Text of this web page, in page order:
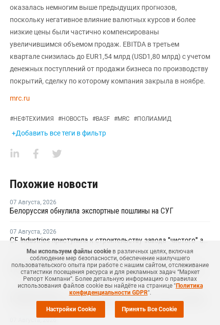
оказалась немногим выше предыдущих прогнозов,
поскольку негативное влияние валютных курсов и более
низкие цены были частично компенсированы
увеличившимся объемом продаж. EBITDA в третьем
квартале снизилась до EUR1,54 млрд (USD1,80 млрд) с учетом
денежных поступлений от продажи бизнеса по производству
покрытий, сделку по которому компания закрыла в ноябре.
mrc.ru
#НЕФТЕХИМИЯ #НОВОСТЬ #BASF #MRC #ПОЛИАМИД
+Добавить все теги в фильтр
Похожие новости
07 Августа, 2026
Белоруссия обнулила экспортные пошлины на СУГ
07 Августа, 2026
CF Industries приступила к строительству завода "чистого" аммиака за USD4 миллиарда
07 Августа,2026
Геополитика перестраивает мировой рынок ПВХ — Китай лидирует в экспорте
Мы используем файлы cookieв различных целях, включая
соблюдение мер безопасности, обеспечение наилучшего
пользовательского опыта при работе с нашим сайтом, отслеживание
статистики посещения ресурса и для рекламных задач “Маркет
Репорт Компани”. Более детальную информацию о правилах
использования файлов cookie вы найдёте на странице "Политика
конфиденциальности GDPR".
Настройки Cookie Принять Все Cookie